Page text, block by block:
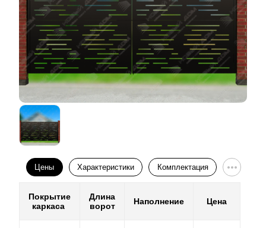
Цены Характеристики Комплектация
Покрытие
каркаса
Длина
ворот
Наполнение Цена